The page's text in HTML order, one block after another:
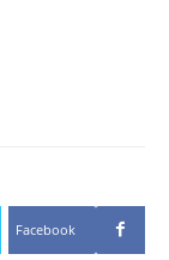
Facebook